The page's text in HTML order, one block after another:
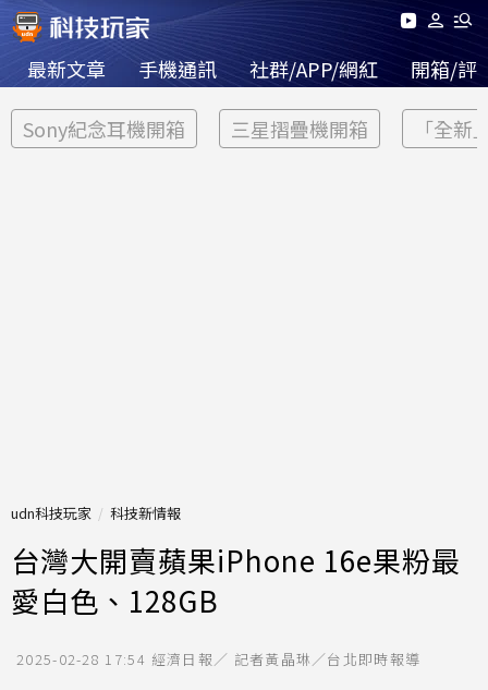
最新文章 手機通訊 社群/APP/網紅 開箱/評
Sony紀念耳機開箱 三星摺疊機開箱 「全新
udn科技玩家 科技新情報
台灣大開賣蘋果iPhone 16e果粉最
愛白色、128GB
2025-02-28 17:54 經濟日報／ 記者黃晶琳／台北即時報導